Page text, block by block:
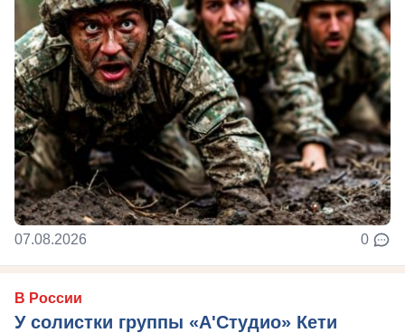
07.08.2026 0
В России
У солистки группы «А'Студио» Кети